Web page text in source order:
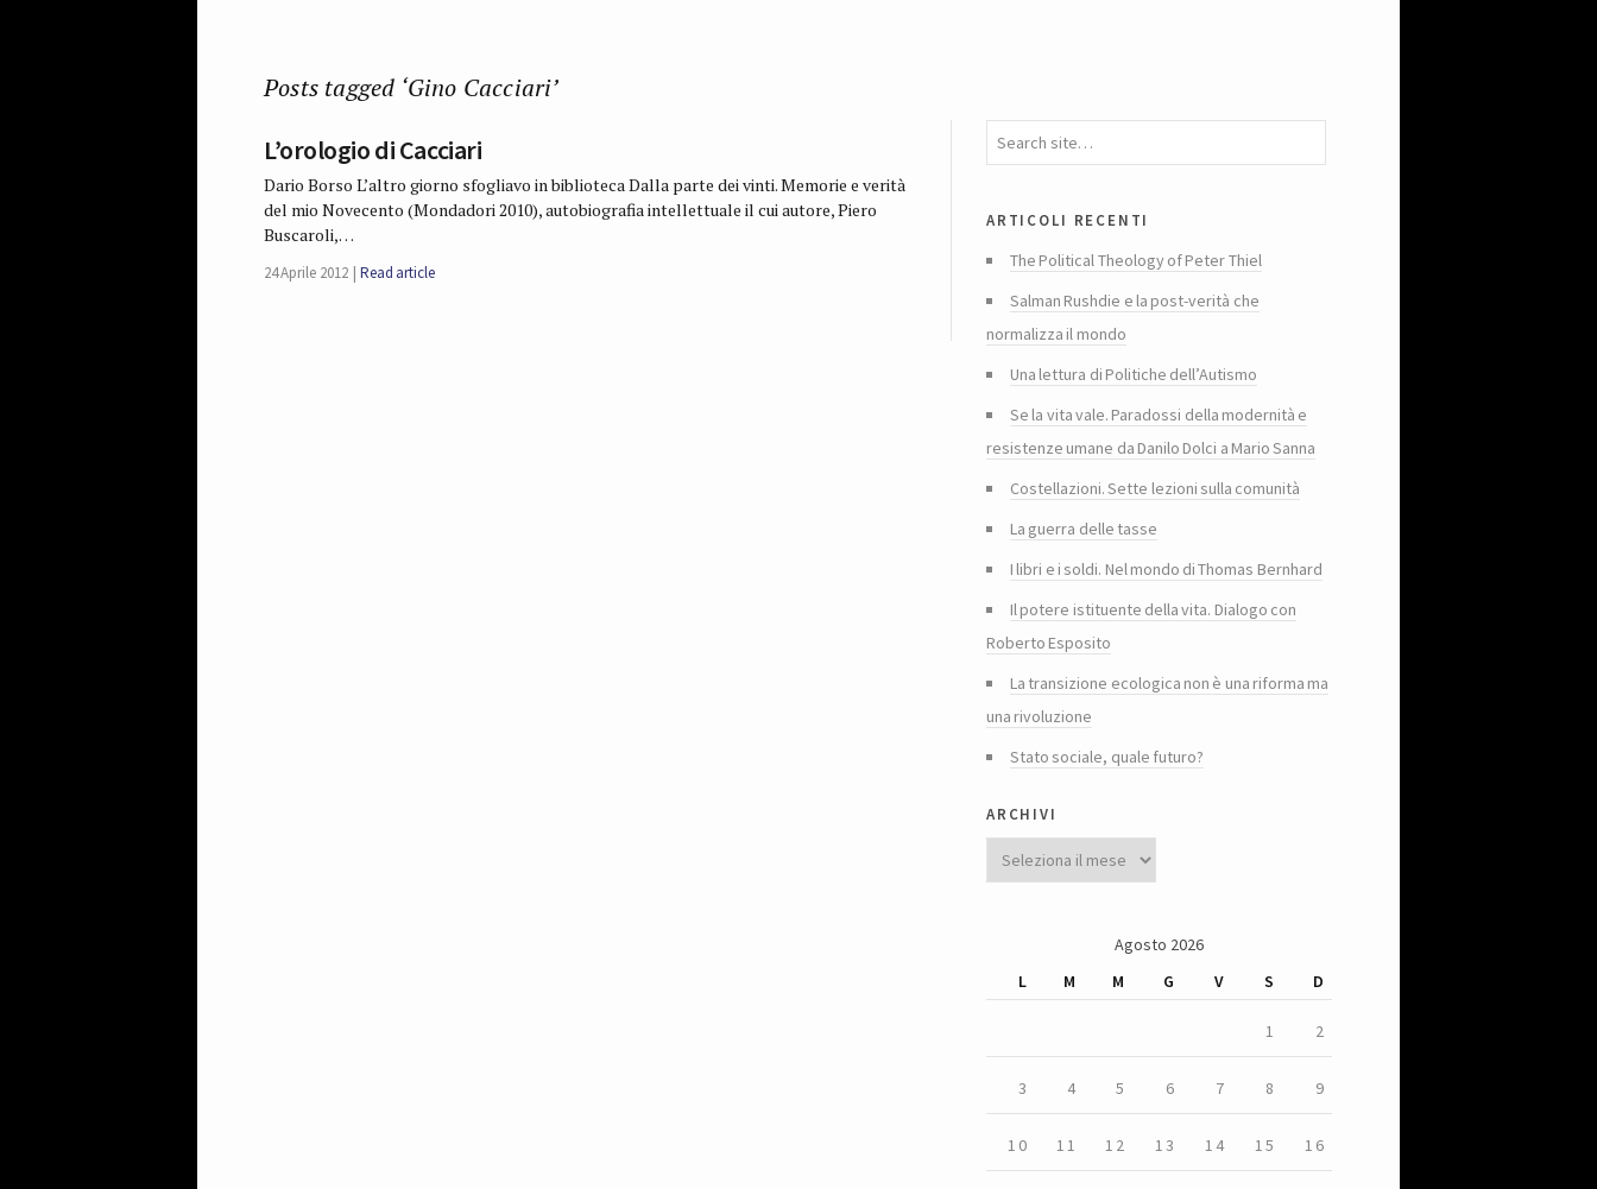
Posts tagged ‘Gino Cacciari’
L’orologio di Cacciari
Dario Borso L’altro giorno sfogliavo in biblioteca Dalla parte dei vinti. Memorie e verità
del mio Novecento (Mondadori 2010), autobiografia intellettuale il cui autore, Piero
Buscaroli,…
24 Aprile 2012 Read article
articoli recenti
The Political Theology of Peter Thiel
Salman Rushdie e la post-verità che
normalizza il mondo
Una lettura di Politiche dell’Autismo
Se la vita vale. Paradossi della modernità e
resistenze umane da Danilo Dolci a Mario Sanna
Costellazioni. Sette lezioni sulla comunità
La guerra delle tasse
I libri e i soldi. Nel mondo di Thomas Bernhard
Il potere istituente della vita. Dialogo con
Roberto Esposito
La transizione ecologica non è una riforma ma
una rivoluzione
Stato sociale, quale futuro?
archivi
Agosto 2026
L
M M G V S D
1 2
3 4 5 6 7 8 9
10 11 12 13 14 15 16